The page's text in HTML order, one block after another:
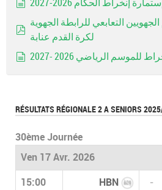
إستمارة إنخراط الحكام 2026-2027
pdf
التعابعي للرابطة الجهوية
لكرة القدم عنابة
للموسم الرياضي 2026 -2027
RÉSULTATS RÉGIONALE 2 A SENIORS
30ème Journée
Ven 17 Avr. 2026
15:00 HBN -